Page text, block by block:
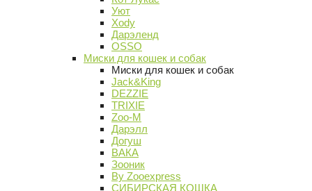
Уют
Xody
Дарэленд
OSSO
Миски для кошек и собак
Миски для кошек и собак
Jack&King
DEZZIE
TRIXIE
Zoo-M
Дарэлл
Догуш
ВАКА
Зооник
By Zooexpress
СИБИРСКАЯ КОШКА